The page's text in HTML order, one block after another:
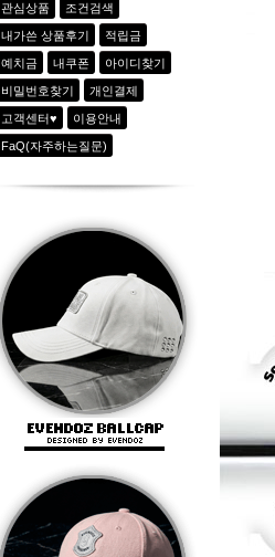
관심상품 조건검색
내가쓴 상품후기 적립금
예치금 내쿠폰 아이디찾기
비밀번호찾기 개인결제
고객센터♥ 이용안내
FaQ(자주하는질문)